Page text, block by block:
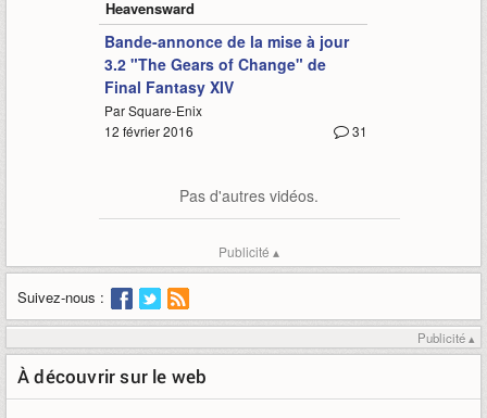
Heavensward
Bande-annonce de la mise à jour
3.2 "The Gears of Change" de
Final Fantasy XIV
Par Square-Enix
31
12 février 2016
Pas d'autres vidéos.
Publicité ▴
Suivez-nous :
Publicité ▴
À découvrir sur le web